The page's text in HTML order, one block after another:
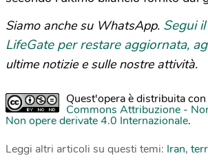
Siamo anche su WhatsApp. Segui
LifeGate per restare aggiornata,
ultime notizie e sulle nostre attività.
Quest'opera è distribuita
Commons Attribuzione -
Non opere derivate 4.0 Internazionale.
Leggi altri articoli su questi temi: Iran,